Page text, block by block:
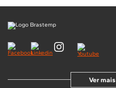
Ver mais